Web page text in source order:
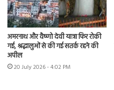
अमरनाथ और वैष्णो देवी यात्रा फिर रोकी
गई, श्रद्धालुओं से की गई सतर्क रहने की
अपील
20 July 2026 - 4:02 PM